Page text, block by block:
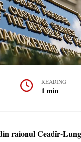
READING
1 min
raionul Ceadîr-